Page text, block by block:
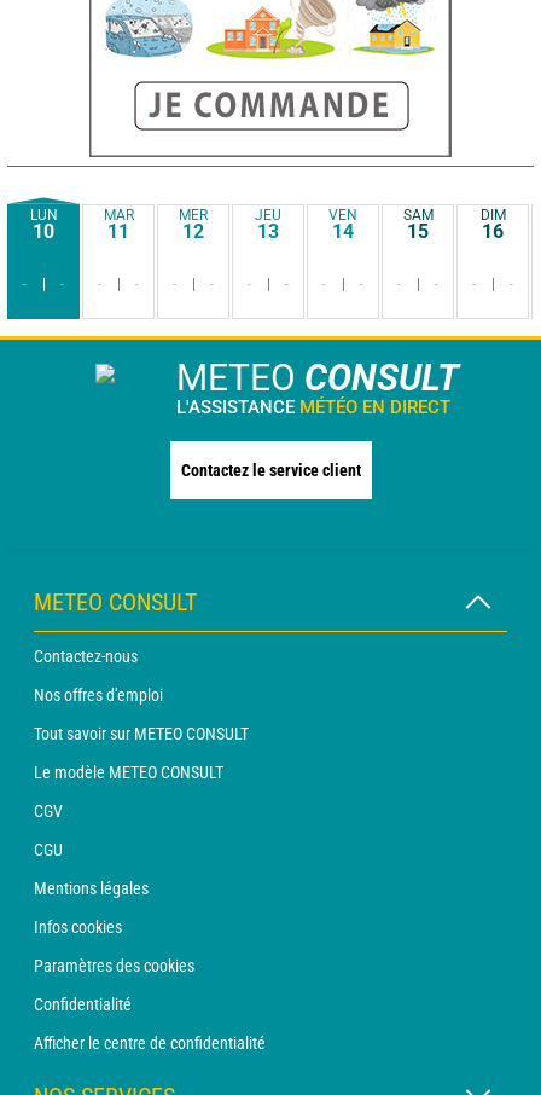
LUN
10
- -
MAR
11
- -
MER
12
- -
JEU
13
- -
VEN
14
- -
SAM
15
- -
DIM
16
- -
METEO CONSULT
L'ASSISTANCE MÉTÉO EN DIRECT
Contactez le service client
METEO CONSULT
Contactez-nous
Nos offres d'emploi
Tout savoir sur METEO CONSULT
Le modèle METEO CONSULT
CGV
CGU
Mentions légales
Infos cookies
Paramètres des cookies
Confidentialité
Afficher le centre de confidentialité